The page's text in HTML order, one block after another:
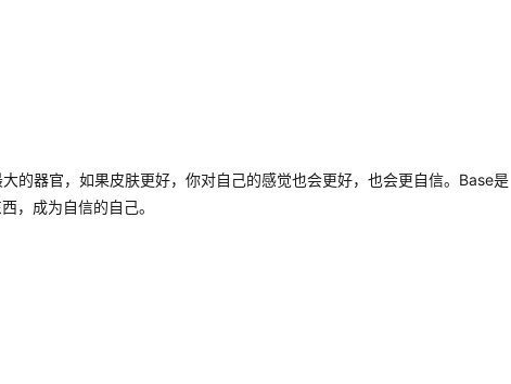
的器官，如果皮肤更好，你对自己的感觉也会更好，也会更自信。Base是
，成为自信的自己。